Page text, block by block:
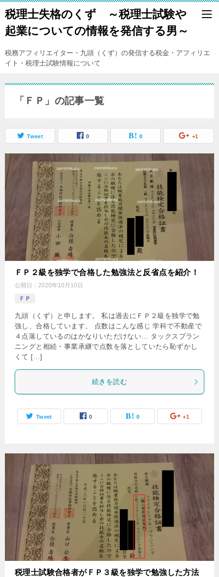
税理士失格のくず ～税理士試験や
起業についての情報を発信する男～
税務アフィリエイター・九頭（くず）の発信する税金・アフィリエ
イト・税理士試験情報について
「ＦＰ」の記事一覧
Tweet 0 0 +1
ＦＰ２級を独学で合格した勉強法と反省点を紹介！
公開日： 2020年10月10日
ＦＰ
九頭（くず）と申します。 私は過去にＦＰ２級を独学で勉
強し、合格しています。 点数はこんな感じ 学科で不動産で
４点落しているのはかなりいただけない… タックスプラン
ニングと相続・事業承継で点数を落としていたら恥ずかし
くて […]
続きを読む
Tweet 0 0 +1
税理士試験合格者がＦＰ３級を独学で勉強した方法